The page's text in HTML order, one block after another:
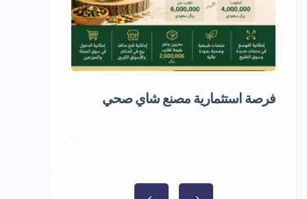
فرصة استثمارية مصنع شاي صحي